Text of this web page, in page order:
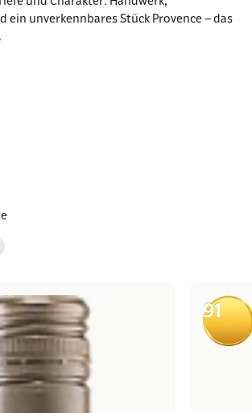
ein unverkennbares Stück Provence – das
91